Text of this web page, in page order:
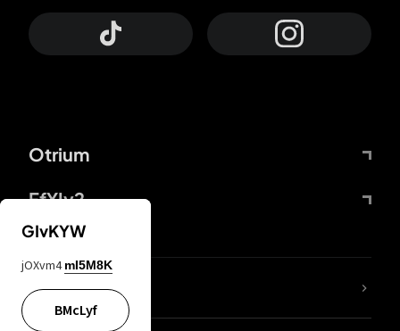
Otrium
FfYIy2
Lj7sBL
GIvKYW
jOXvm4 mI5M8K
BMcLyf